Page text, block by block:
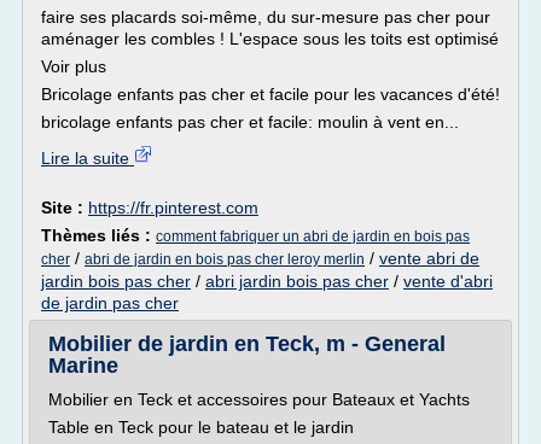
faire ses placards soi-même, du sur-mesure pas cher pour
aménager les combles ! L'espace sous les toits est optimisé
Voir plus
Bricolage enfants pas cher et facile pour les vacances d'été!
bricolage enfants pas cher et facile: moulin à vent en...
Lire la suite
Site : https://fr.pinterest.com
Thèmes liés : comment fabriquer un abri de jardin en bois pas
cher / abri de jardin en bois pas cher leroy merlin / vente abri de
jardin bois pas cher / abri jardin bois pas cher / vente d'abri
de jardin pas cher
Mobilier de jardin en Teck, m - General
Marine
Mobilier en Teck et accessoires pour Bateaux et Yachts
Table en Teck pour le bateau et le jardin